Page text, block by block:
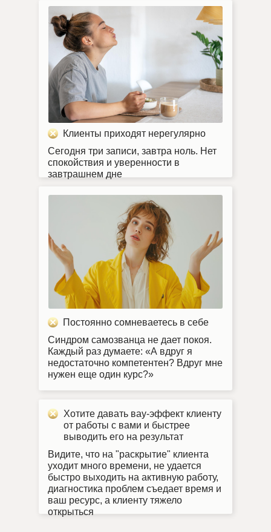
Хотите давать вау-эффект клиенту
от работы с вами и быстрее
выводить его на результат
Видите, что на "раскрытие" клиента
уходит много времени, не удается
быстро выходить на активную работу,
диагностика проблем съедает время и
ваш ресурс, а клиенту тяжело
открыться
Клиенты приходят нерегулярно
Сегодня три записи, завтра ноль. Нет
спокойствия и уверенности в
завтрашнем дне
Постоянно сомневаетесь в себе
Синдром самозванца не дает покоя.
Каждый раз думаете: «А вдруг я
недостаточно компетентен? Вдруг мне
нужен еще один курс?»